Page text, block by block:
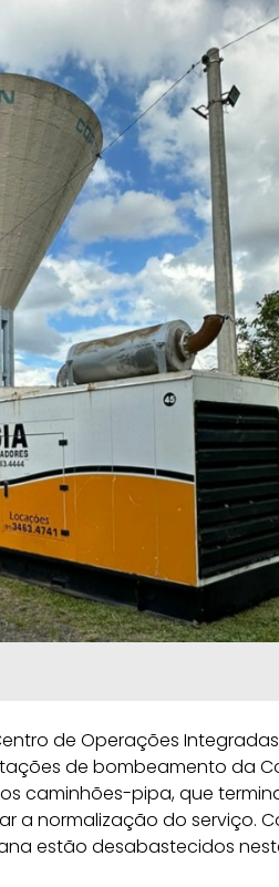
de Operações
de bombeamento da
caminhões-pipa, que
a normalização do serviço.
estão desabastecidos